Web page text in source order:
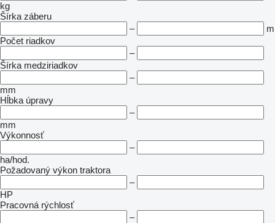
kg
Šírka záberu
–
m
Počet riadkov
–
Šírka medziriadkov
–
mm
Hĺbka úpravy
–
mm
Výkonnosť
–
ha/hod.
Požadovaný výkon traktora
–
HP
Pracovná rýchlosť
–